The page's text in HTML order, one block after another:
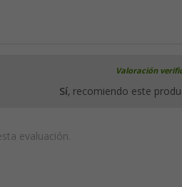
Valoración
Sí, recomiendo este
evaluación.